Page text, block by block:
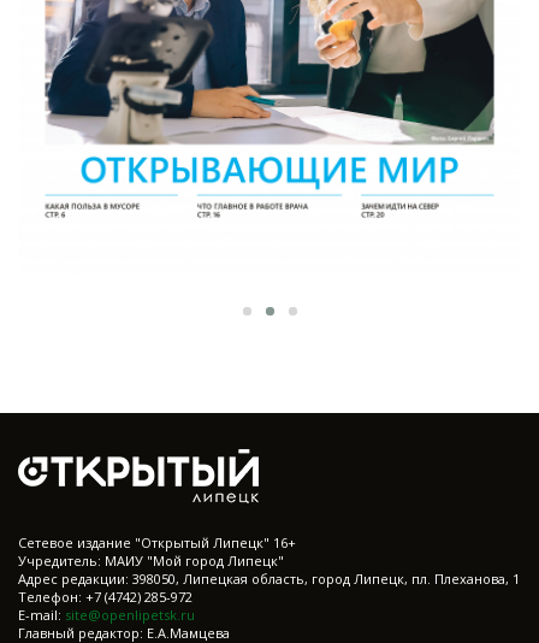
Cетевое издание "Открытый Липецк" 16+
Учредитель: МАИУ "Мой город Липецк"
Адрес редакции: 398050, Липецкая область, город Липецк, пл. Плеханова, 1
Телефон: +7 (4742) 285-972
E-mail: site@openlipetsk.ru
Главный редактор: Е.А.Мамцева